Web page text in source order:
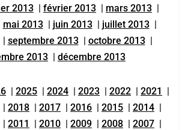
2013 | février 2013 | mars 2013 |
mai 2013 | juin 2013 | juillet 2013 |
| septembre 2013 | octobre 2013 |
2013 | décembre 2013
| 2025 | 2024 | 2023 | 2022 | 2021
|
| 2018 | 2017 | 2016 | 2015 | 2014 |
| 2011 | 2010 | 2009 | 2008 | 2007 |